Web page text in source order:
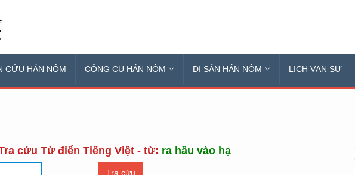
CỨU HÁN NÔM CÔNG CỤ HÁN NÔM DI SẢN HÁN NÔM LỊCH VẠN SỰ
cứu Từ điển Tiếng Việt - từ: ra hầu vào hạ